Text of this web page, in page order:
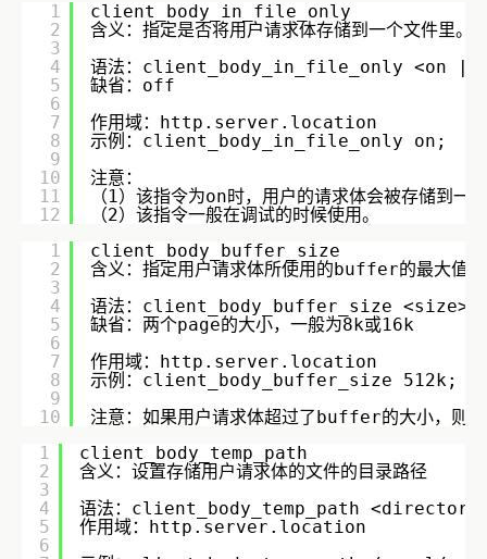
1
2
3
4
5
6
7
8
9
10
11
12
client_body_in_file_only
含义：指定是否将用户请求体存储到一个文件
语法：client_body_in_file_only
缺省：off
作用域：http.server.location
示例：client_body_in_file_only
注意：
（1）该指令为on时，用户的请求体会被存储到一
（2）该指令一般在调试的时候使用。
1
2
3
4
5
6
7
8
9
10
client_body_buffer_size
含义：指定用户请求体所使用的buffer的最大值
语法：client_body_buffer_size
缺省：两个page的大小，一般为8k或16k
作用域：http.server.location
示例：client_body_buffer_size
注意：如果用户请求体超过了buffer的大小，则
1
2
3
4
5
6
client_body_temp_path
含义：设置存储用户请求体的文件的目录路径
语法：client_body_temp_path
作用域：http.server.location